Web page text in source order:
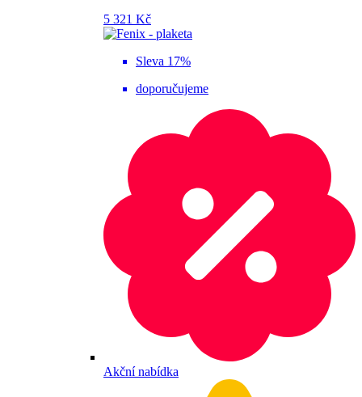
5 321 Kč
Sleva 17%
doporučujeme
Akční nabídka